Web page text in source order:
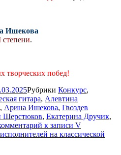
Ишекова
степени.
творческих побед!
Рубрики Конкурс,
гитара, Алевтина
, Арина Ишекова, Гвоздев
Шерстюков, Екатерина Дручик,
к записи V
на классической